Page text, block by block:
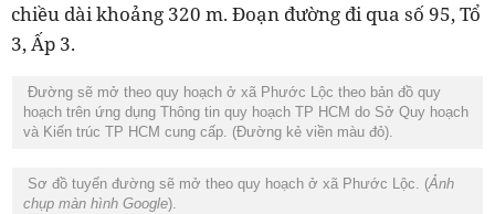
chiều dài khoảng 320 m. Đoạn đường đi qua số 95, Tổ
3, Ấp 3.
Đường sẽ mở theo quy hoạch ở xã Phước Lộc theo bản đồ quy
hoạch trên ứng dụng Thông tin quy hoạch TP HCM do Sở Quy hoạch
và Kiến trúc TP HCM cung cấp. (Đường kẻ viền màu đỏ).
Sơ đồ tuyến đường sẽ mở theo quy hoạch ở xã Phước Lộc. (Ảnh
chụp màn hình Google).